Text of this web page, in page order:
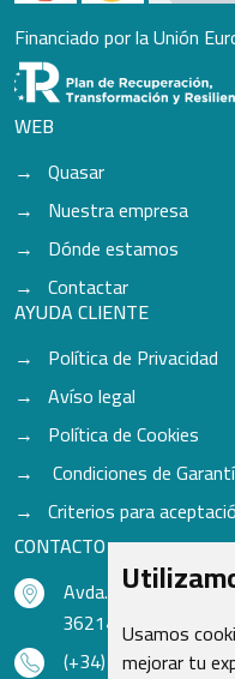
Usamos
mejorar tu
Financiado por la Unión
WEB
Quasar
Nuestra empresa
Dónde estamos
Contactar
AYUDA CLIENTE
Política de Privacidad
Avíso legal
Política de Cookies
Condiciones de
Criterios para
CONTACTO
Avda. do Freixo -
36214 Vigo -
(+34) 986 48 16 33